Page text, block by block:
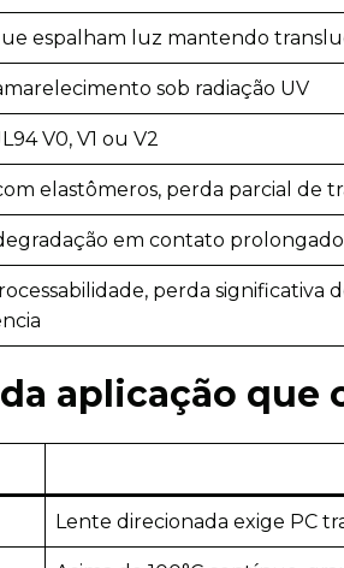
espalham luz mantendo
sob radiação UV
V0, V1 ou V2
elastômeros, perda parcial de
em contato
perda significativa
aplicação que
Lente direcionada exige PC